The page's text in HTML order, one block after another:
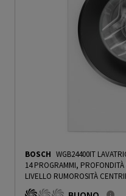
BOSCH WGB24400IT
14 PROGRAMMI,
LIVELLO RUMOROSITÀ
GRADING ROCN - 15%